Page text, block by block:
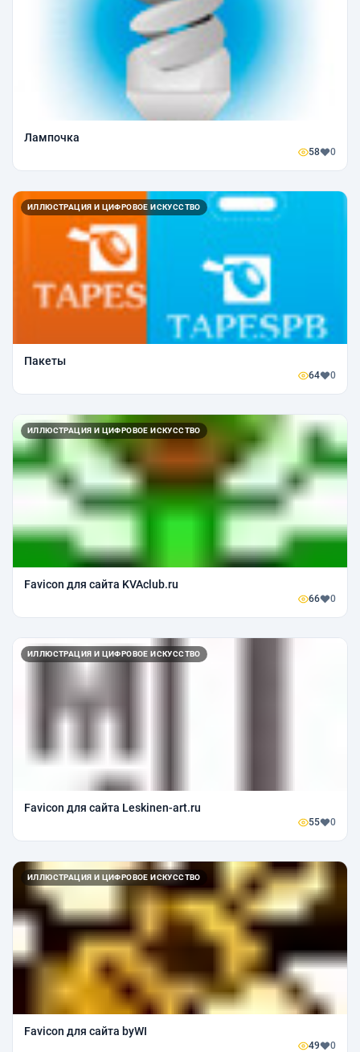
Лампочка
58 0
ИЛЛЮСТРАЦИЯ И ЦИФРОВОЕ ИСКУССТВО
Пакеты
64 0
ИЛЛЮСТРАЦИЯ И ЦИФРОВОЕ ИСКУССТВО
Favicon для сайта KVAclub.ru
66 0
ИЛЛЮСТРАЦИЯ И ЦИФРОВОЕ ИСКУССТВО
Favicon для сайта Leskinen-art.ru
55 0
ИЛЛЮСТРАЦИЯ И ЦИФРОВОЕ ИСКУССТВО
Favicon для сайта byWI
49 0